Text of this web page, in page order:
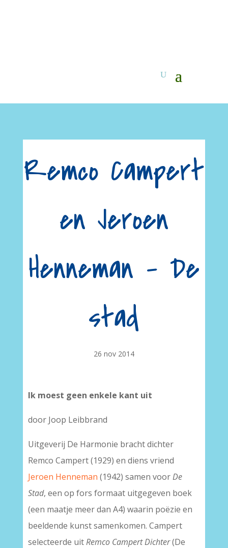
Remco Campert
en Jeroen
Henneman – De
stad
26 nov 2014
Ik moest geen enkele kant uit
door Joop Leibbrand
Uitgeverij De Harmonie bracht dichter
Remco Campert (1929) en diens vriend
Jeroen Henneman (1942) samen voorDe
Stad, een op fors formaat uitgegeven boek
(een maatje meer dan A4) waarin poëzie en
beeldende kunst samenkomen. Campert
selecteerde uitRemco Campert Dichter(De